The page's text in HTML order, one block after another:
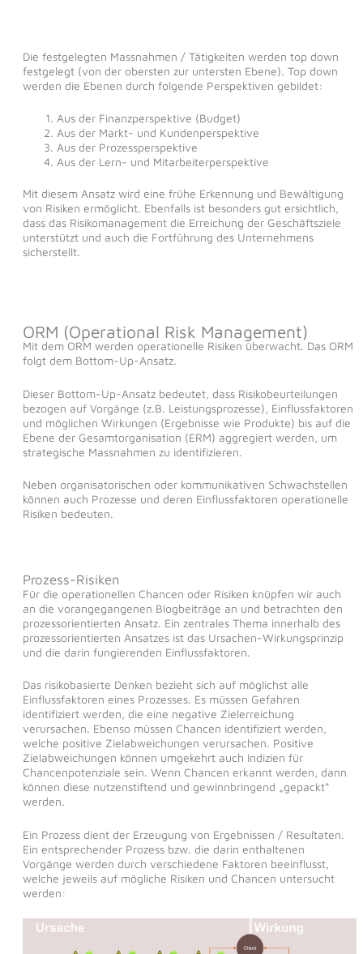
Die festgelegten Massnahmen / Tätigkeiten werden top down
festgelegt (von der obersten zur untersten Ebene). Top down
werden die Ebenen durch folgende Perspektiven gebildet:
Aus der Finanzperspektive (Budget)
Aus der Markt- und Kundenperspektive
Aus der Prozessperspektive
Aus der Lern- und Mitarbeiterperspektive
Mit diesem Ansatz wird eine frühe Erkennung und Bewältigung
von Risiken ermöglicht. Ebenfalls ist besonders gut ersichtlich,
dass das Risikomanagement die Erreichung der Geschäftsziele
unterstützt und auch die Fortführung des Unternehmens
sicherstellt.
ORM (Operational Risk Management)
Mit dem ORM werden operationelle Risiken überwacht. Das ORM
folgt dem Bottom-Up-Ansatz.
Dieser Bottom-Up-Ansatz bedeutet, dass Risikobeurteilungen
bezogen auf Vorgänge (z.B. Leistungsprozesse), Einflussfaktoren
und möglichen Wirkungen (Ergebnisse wie Produkte) bis auf die
Ebene der Gesamtorganisation (ERM) aggregiert werden, um
strategische Massnahmen zu identifizieren.
Neben organisatorischen oder kommunikativen Schwachstellen
können auch Prozesse und deren Einflussfaktoren operationelle
Risiken bedeuten.
Prozess-Risiken
Für die operationellen Chancen oder Risiken knüpfen wir auch
an die vorangegangenen Blogbeiträge an und betrachten den
prozessorientierten Ansatz. Ein zentrales Thema innerhalb des
prozessorientierten Ansatzes ist das Ursachen-Wirkungsprinzip
und die darin fungierenden Einflussfaktoren.
Das risikobasierte Denken bezieht sich auf möglichst alle
Einflussfaktoren eines Prozesses. Es müssen Gefahren
identifiziert werden, die eine negative Zielerreichung
verursachen. Ebenso müssen Chancen identifiziert werden,
welche positive Zielabweichungen verursachen. Positive
Zielabweichungen können umgekehrt auch Indizien für
Chancenpotenziale sein. Wenn Chancen erkannt werden, dann
können diese nutzenstiftend und gewinnbringend „gepackt“
werden.
Ein Prozess dient der Erzeugung von Ergebnissen / Resultaten.
Ein entsprechender Prozess bzw. die darin enthaltenen
Vorgänge werden durch verschiedene Faktoren beeinflusst,
welche jeweils auf mögliche Risiken und Chancen untersucht
werden: